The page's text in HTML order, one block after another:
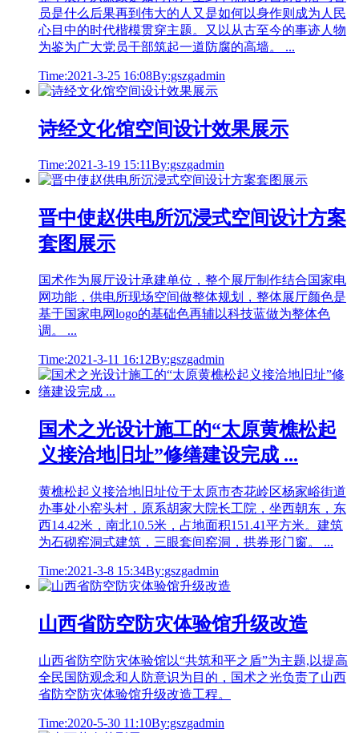
员是什么后果再到伟大的人又是如何以身作则成为人民
心目中的时代楷模贯穿主题。又以从古至今的事迹人物
为鉴为广大党员干部筑起一道防腐的高墙。 ...
Time:2021-3-25 16:08By:gszgadmin
诗经文化馆空间设计效果展示
Time:2021-3-19 15:11By:gszgadmin
晋中使赵供电所沉浸式空间设计方案
套图展示
国术作为展厅设计承建单位，整个展厅制作结合国家电
网功能，供电所现场空间做整体规划，整体展厅颜色是
基于国家电网logo的基础色再辅以科技蓝做为整体色
调。 ...
Time:2021-3-11 16:12By:gszgadmin
国术之光设计施工的“太原黄樵松起
义接洽地旧址”修缮建设完成 ...
黄樵松起义接洽地旧址位于太原市杏花岭区杨家峪街道
办事处小窑头村，原系胡家大院长工院，坐西朝东，东
西14.42米，南北10.5米，占地面积151.41平方米。建筑
为石砌窑洞式建筑，三眼套间窑洞，拱券形门窗。 ...
Time:2021-3-8 15:34By:gszgadmin
山西省防空防灾体验馆升级改造
山西省防空防灾体验馆以“共筑和平之盾”为主题,以提高
全民国防观念和人防意识为目的，国术之光负责了山西
省防空防灾体验馆升级改造工程。
Time:2020-5-30 11:10By:gszgadmin